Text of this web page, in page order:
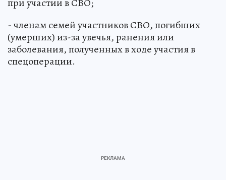
при участии в СВО;
- членам семей участников СВО, погибших
(умерших) из-за увечья, ранения или
заболевания, полученных в ходе участия в
спецоперации.